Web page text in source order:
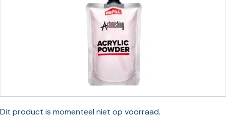
Dit product is momenteel niet op voorraad.